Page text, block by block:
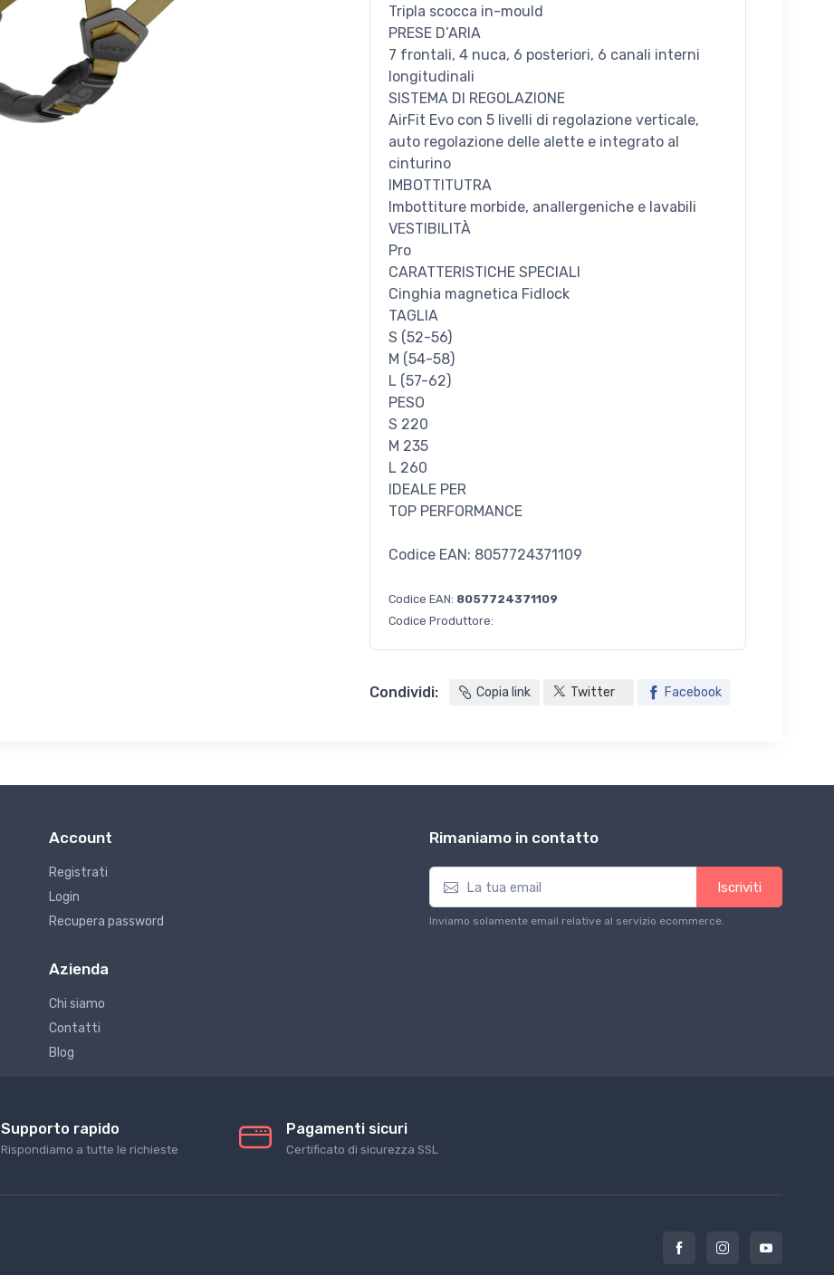
Tripla scocca in-mould
PRESE D’ARIA
7 frontali, 4 nuca, 6 posteriori, 6 canali interni
longitudinali
SISTEMA DI REGOLAZIONE
AirFit Evo con 5 livelli di regolazione verticale,
auto regolazione delle alette e integrato al
cinturino
IMBOTTITUTRA
Imbottiture morbide, anallergeniche e lavabili
VESTIBILITÀ
Pro
CARATTERISTICHE SPECIALI
Cinghia magnetica Fidlock
TAGLIA
S (52-56)
M (54-58)
L (57-62)
PESO
S 220
M 235
L 260
IDEALE PER
TOP PERFORMANCE
Codice EAN: 8057724371109
Codice EAN: 8057724371109
Codice Produttore:
Condividi: Copia link Twitter Facebook
Account
Registrati
Login
Recupera password
Azienda
Chi siamo
Contatti
Blog
Rimaniamo in contatto
Iscriviti
Inviamo solamente email relative al servizio ecommerce.
Supporto rapido
Rispondiamo a tutte le richieste
Pagamenti sicuri
Certificato di sicurezza SSL